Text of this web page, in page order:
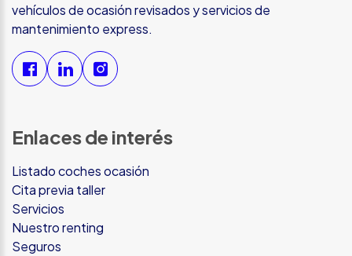
vehículos de ocasión revisados y servicios de
mantenimiento express.
Enlaces de interés
Listado coches ocasión
Cita previa taller
Servicios
Nuestro renting
Seguros